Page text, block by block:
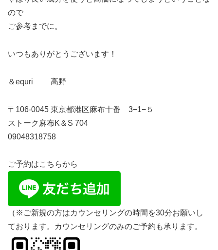
ので
ご参考までに。
いつもありがとうございます！
＆equri 高野
〒106-0045 東京都港区麻布十番 3−1−５
ストーク麻布K＆S 704
09048318758
ご予約はこちらから
（※ご新規の方はカウンセリングの時間を30分お願いし
ております。カウンセリングのみのご予約も承ります。